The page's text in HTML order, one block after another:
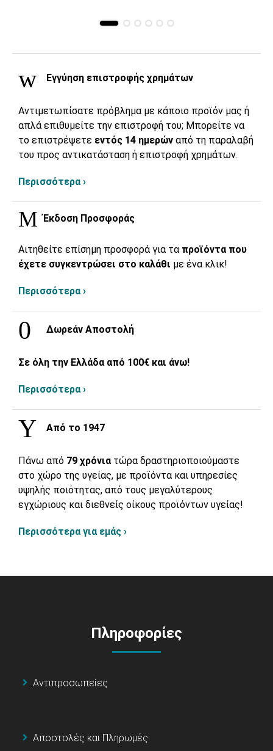
Εγγύηση επιστροφής χρημάτων
Αντιμετωπίσατε πρόβλημα με κάποιο προϊόν μας ή
απλά επιθυμείτε την επιστροφή του; Μπορείτε να
το επιστρέψετε εντός 14 ημερών από τη παραλαβή
του προς αντικατάσταση ή επιστροφή χρημάτων.
Περισσότερα ›
Έκδοση Προσφοράς
Αιτηθείτε επίσημη προσφορά για τα προϊόντα που
έχετε συγκεντρώσει στο καλάθι με ένα κλικ!
Περισσότερα ›
Δωρεάν Αποστολή
Σε όλη την Ελλάδα από 100€ και άνω!
Περισσότερα ›
Από το 1947
Πάνω από 79 χρόνια τώρα δραστηριοποιούμαστε
στο χώρο της υγείας, με προϊόντα και υπηρεσίες
υψηλής ποιότητας, από τους μεγαλύτερους
εγχώριους και διεθνείς οίκους προϊόντων υγείας!
Περισσότερα για εμάς ›
Πληροφορίες
Αντιπροσωπείες
Αποστολές και Πληρωμές